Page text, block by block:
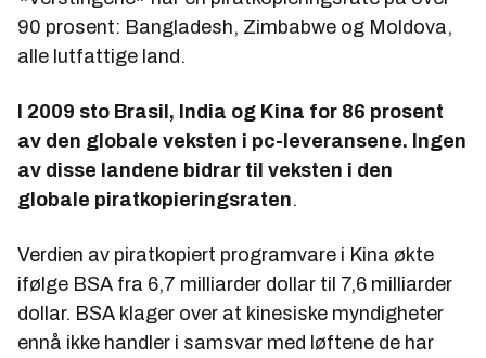
90 prosent: Bangladesh, Zimbabwe og Moldova,
alle lutfattige land.
I 2009 sto Brasil, India og Kina for 86 prosent
av den globale veksten i pc-leveransene. Ingen
av disse landene bidrar til veksten i den
globale piratkopieringsraten.
Verdien av piratkopiert programvare i Kina økte
ifølge BSA fra 6,7 milliarder dollar til 7,6 milliarder
dollar. BSA klager over at kinesiske myndigheter
ennå ikke handler i samsvar med løftene de har